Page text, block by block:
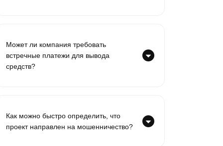
Может ли компания требовать
встречные платежи для вывода
средств?
Как можно быстро определить, что
проект направлен на мошенничество?